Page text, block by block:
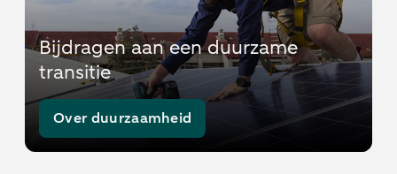
Bijdragen aan een duurzame
transitie
Over duurzaamheid